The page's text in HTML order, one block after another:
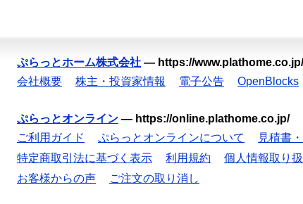
ぷらっとホーム株式会社 — https://www.plathome.co.jp/
会社概要
株主・投資家情報 電子公告 OpenBlocks
ぷらっとオンライン — https://online.plathome.co.jp/
ご利用ガイド
ぷらっとオンラインについて 見積書
特定商取引法に基づく表示
利用規約 個人情報取り
お客様からの声
ご注文の取り消し